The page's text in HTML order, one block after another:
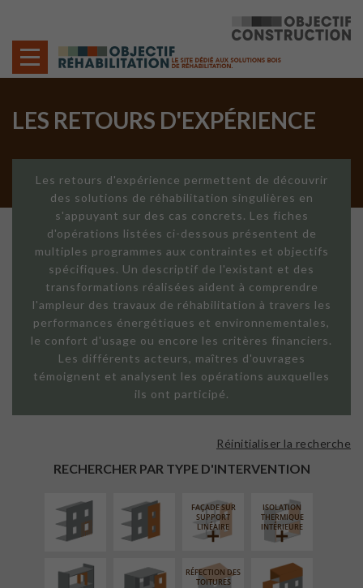
LES RETOURS D'EXPÉRIENCE
Les retours d'expérience permettent de découvrir
des solutions de réhabilitation singulières en
s'appuyant sur des cas concrets. Les fiches
d'opérations listées ci-dessous présentent de
multiples programmes aux contraintes et objectifs
spécifiques. Un descriptif de l'existant et des
transformations réalisées aident à comprendre
l'ampleur des travaux de réhabilitation à travers les
performances énergétiques et environnementales,
le confort d'usage ou encore les critères financiers.
Les différents acteurs, maîtres d'ouvrages
témoignent et analysent les opérations auxquelles
ils ont participé.
RECHERCHER PAR TYPE D'INTERVENTION
Réinitialiser la recherche
EXTÉRIEURE
FAÇADE SUR
SUPPORT
LINÉAIRE
ISOLATION
THERMIQUE
INTÉRIEURE
RÉAMÉNAGEMENT
INTÉRIEUR
FERMETURE
LOGGIAS
RÉFECTION DES
TOITURES
SURÉLÉVATION
EXTENSION